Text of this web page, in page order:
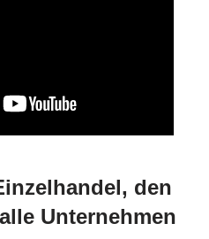
den
Unternehmen